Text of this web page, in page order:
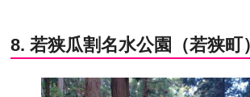
8. 若狭瓜割名水公園（若狭町）